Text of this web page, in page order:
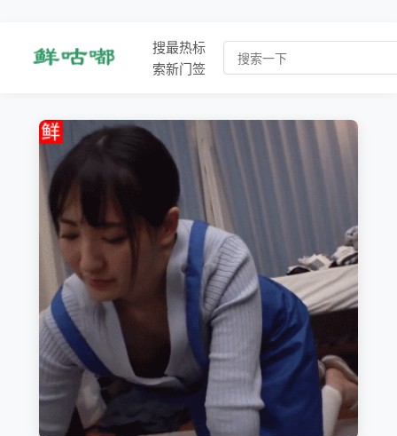
搜
索
最
新
热
门
标
签